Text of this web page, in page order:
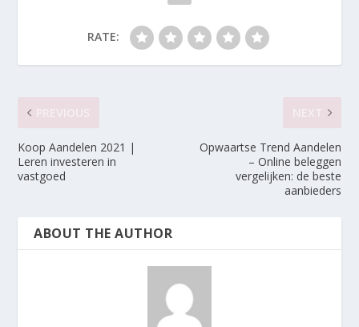
RATE:
Koop Aandelen 2021 |
Leren investeren in
vastgoed
Opwaartse Trend Aandelen
– Online beleggen
vergelijken: de beste
aanbieders
ABOUT THE AUTHOR